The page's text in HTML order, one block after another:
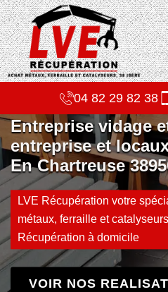
04 82 29 82 38
Entreprise vidage
entreprise et
En Chartreuse
LVE Récupération votre
métaux, ferraille et catalyseurs
Récupération à domicile
VOIR NOS